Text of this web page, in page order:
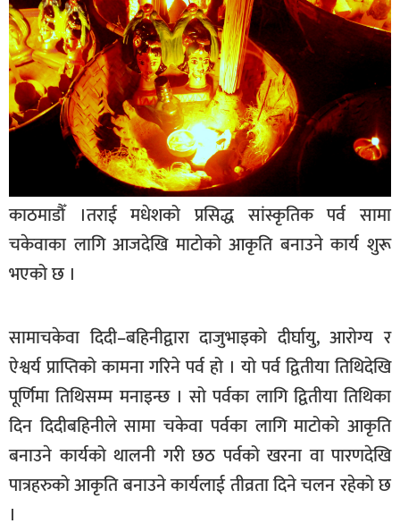
सुदूरपश्चिम
मधेश
विशेष
राजनीति
राष्ट्रिय
अन्तराष्ट्रिय
अन्तरबार्ता
खेलकुद
मनोरञ्जन
फोटो
/
भिडियो
काठमाडौँ ।तराई मधेशको प्रसिद्ध सांस्कृतिक पर्व सामा
चकेवाका लागि आजदेखि माटोको आकृति बनाउने कार्य शुरू
भएको छ ।
सामाचकेवा दिदी–बहिनीद्वारा दाजुभाइको दीर्घायु, आरोग्य र
ऐश्वर्य प्राप्तिको कामना गरिने पर्व हो । यो पर्व द्वितीया तिथिदेखि
पूर्णिमा तिथिसम्म मनाइन्छ । सो पर्वका लागि द्वितीया तिथिका
दिन दिदी­बहिनीले सामा चकेवा पर्वका लागि माटोको आकृति
बनाउने कार्यको थालनी गरी छठ पर्वको खरना वा पारणदेखि
पात्रहरुको आकृति बनाउने कार्यलाई तीव्रता दिने चलन रहेको छ
।